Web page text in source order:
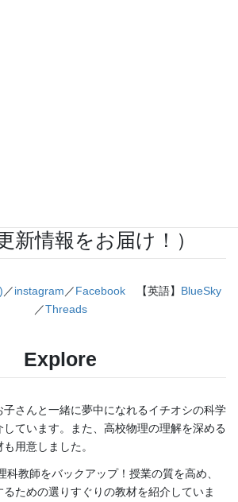
新情報をお届け！）
／instagram ／Facebook 【英語】 BlueSky
／Threads
Explore
さんと一緒に夢中になれるイチオシの科学
ています。また、高校物理の理解を深める
用意しました。
科教師をバックアップ！授業の質を高め、
ための選りすぐりの教材を紹介していま